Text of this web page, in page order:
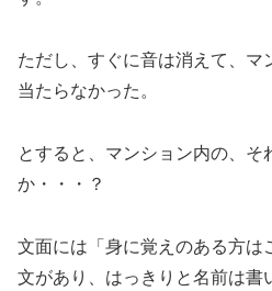
ただし、すぐに音は消えて、
当たらなかった。
とすると、マンション内の、そ
か・・・？
文面には「身に覚えのある方は
文があり、はっきりと名前は